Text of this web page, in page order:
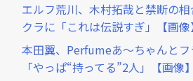
エルフ荒川、木村拓哉と禁断の
クラに「これは伝説すぎ」【画像
本田翼、Perfumeあ～ちゃんとフ
「やっぱ“持ってる”2人」【画像】